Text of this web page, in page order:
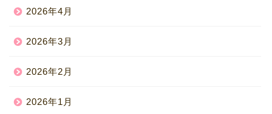
2026年4月
2026年3月
2026年2月
2026年1月